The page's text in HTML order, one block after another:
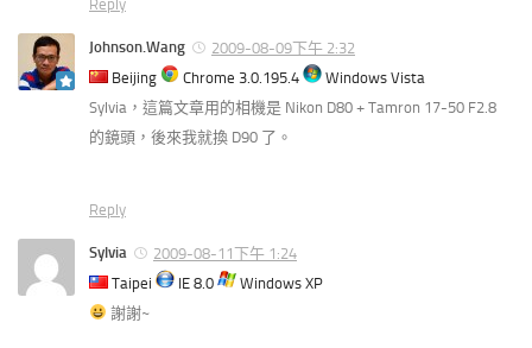
Reply
Johnson.Wang
2009-08-09下午 2:32
Beijing
Chrome 3.0.195.4
Windows Vista
Sylvia，這篇文章用的相機是 Nikon D80 + Tamron 17-50 F2.8
的鏡頭，後來我就換 D90 了。
Reply
Sylvia
2009-08-11下午 1:24
Taipei
IE 8.0
Windows XP
謝謝~